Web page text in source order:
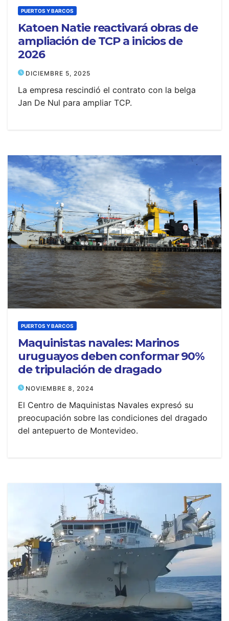
PUERTOS Y BARCOS
Katoen Natie reactivará obras de
ampliación de TCP a inicios de
2026
DICIEMBRE 5, 2025
La empresa rescindió el contrato con la belga
Jan De Nul para ampliar TCP.
PUERTOS Y BARCOS
Maquinistas navales: Marinos
uruguayos deben conformar 90%
de tripulación de dragado
NOVIEMBRE 8, 2024
El Centro de Maquinistas Navales expresó su
preocupación sobre las condiciones del dragado
del antepuerto de Montevideo.